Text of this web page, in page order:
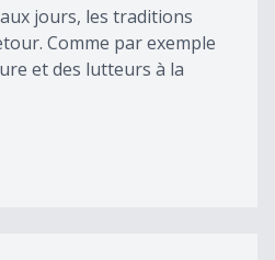
jours, les traditions
Comme par exemple
et des lutteurs à la